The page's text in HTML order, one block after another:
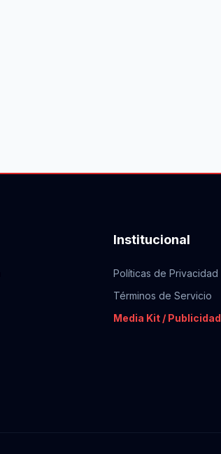
Institucional
Políticas de Privacidad
Términos de Servicio
Media Kit / Publicidad